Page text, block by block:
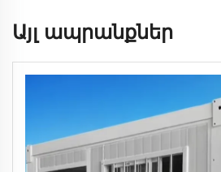
Այլ ապրանքներ